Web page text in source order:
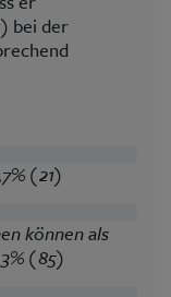
bei der
(21)
können als
(85)